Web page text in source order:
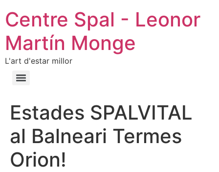
Centre Spal - Leonor
Martín Monge
L'art d'estar millor
Estades SPALVITAL
al Balneari Termes
Orion!